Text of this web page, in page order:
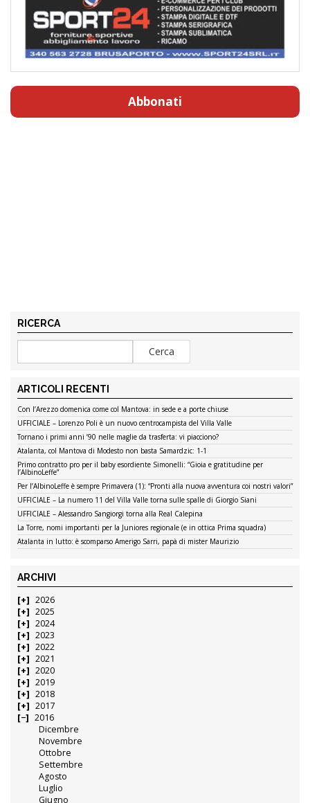
Abbonati
RICERCA
ARTICOLI RECENTI
Con l’Arezzo domenica come col Mantova: in sede e a porte chiuse
UFFICIALE – Lorenzo Poli è un nuovo centrocampista del Villa Valle
Tornano i primi anni ’90 nelle maglie da trasferta: vi piacciono?
Atalanta, col Mantova di Modesto non basta Samardzic: 1-1
Primo contratto pro per il baby esordiente Simonelli: “Gioia e gratitudine per
l’AlbinoLeffe”
Per l’AlbinoLeffe è sempre Primavera (1): “Pronti alla nuova avventura coi nostri valori”
UFFICIALE – La numero 11 del Villa Valle torna sulle spalle di Giorgio Siani
UFFICIALE – Alessandro Sangiorgi torna alla Real Calepina
La Torre, nomi importanti per la Juniores regionale (e in ottica Prima squadra)
Atalanta in lutto: è scomparso Amerigo Sarri, papà di mister Maurizio
ARCHIVI
2026
2025
2024
2023
2022
2021
2020
2019
2018
2017
2016
Dicembre
Novembre
Ottobre
Settembre
Agosto
Luglio
Giugno